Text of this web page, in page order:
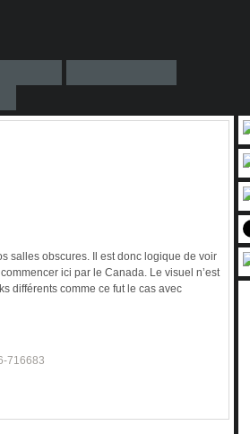
salles obscures. Il est donc logique de voir
ici par le Canada. Le visuel n’est
différents comme ce fut le cas avec